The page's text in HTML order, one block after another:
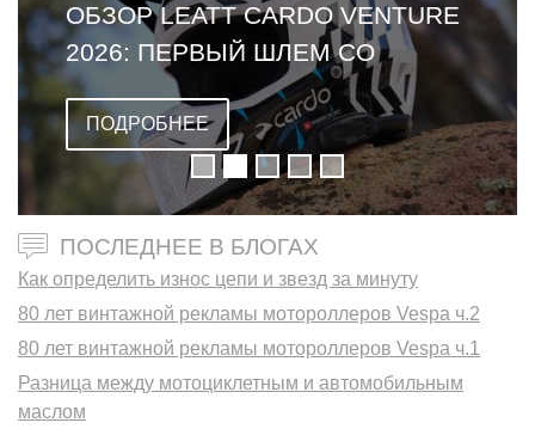
ОБЗОР LEATT CARDO VENTURE
2026: ПЕРВЫЙ ШЛЕМ СО
ВСТРОЕННОЙ ГАРНИТУРОЙ
ПОДРОБНЕЕ
ПОСЛЕДНЕЕ В БЛОГАХ
Как определить износ цепи и звезд за минуту
80 лет винтажной рекламы мотороллеров Vespa ч.2
80 лет винтажной рекламы мотороллеров Vespa ч.1
Разница между мотоциклетным и автомобильным
маслом